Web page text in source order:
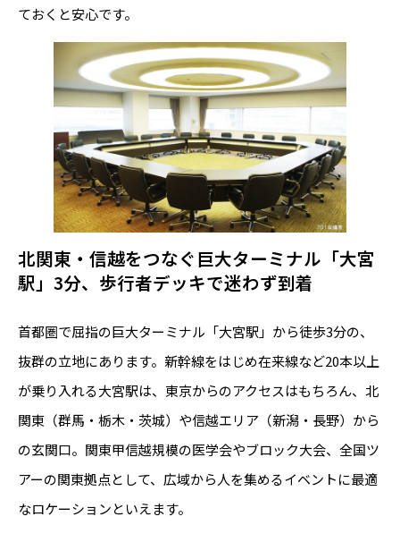
ておくと安心です。
北関東・信越をつなぐ巨大ターミナル「大宮
駅」3分、歩行者デッキで迷わず到着
首都圏で屈指の巨大ターミナル「大宮駅」から徒歩3分の、
抜群の立地にあります。新幹線をはじめ在来線など20本以上
が乗り入れる大宮駅は、東京からのアクセスはもちろん、北
関東（群馬・栃木・茨城）や信越エリア（新潟・長野）から
の玄関口。関東甲信越規模の医学会やブロック大会、全国ツ
アーの関東拠点として、広域から人を集めるイベントに最適
なロケーションといえます。